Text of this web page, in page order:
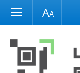
Размер шрифта